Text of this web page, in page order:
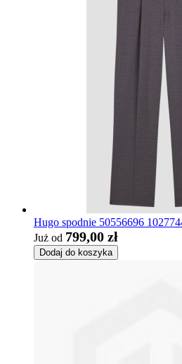
Hugo spodnie 50556696
Już od 799,00 zł
Dodaj do koszyka